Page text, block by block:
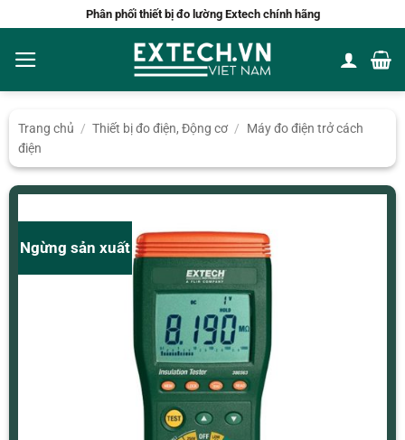
nội
dung
Phân phối thiết bị đo lường Extech chính hãng
Trang chủ / Thiết bị đo điện, Động cơ /
Máy đo điện trở cách
điện
Ngừng sản xuất